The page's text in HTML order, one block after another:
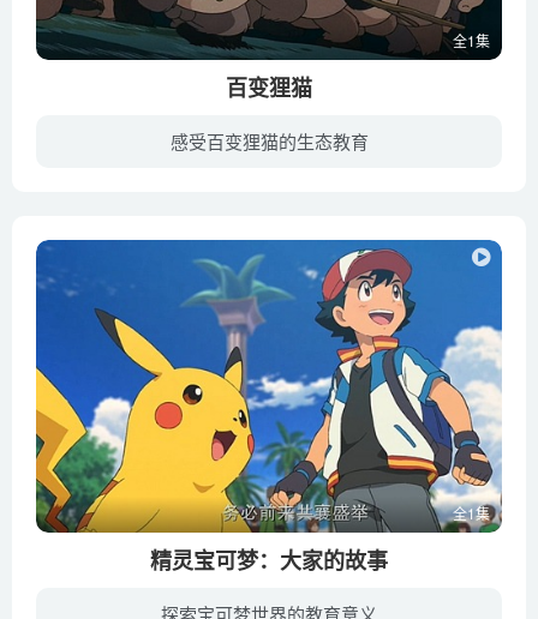
全1集
百变狸猫
感受百变狸猫的生态教育
全1集
精灵宝可梦：大家的故事
探索宝可梦世界的教育意义